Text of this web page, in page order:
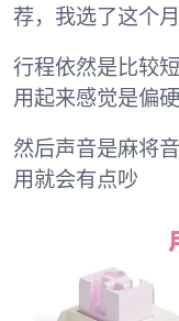
荐，我选了这个
行程依然是比较
用起来感觉是偏硬
然后声音是麻将
用就会有点吵